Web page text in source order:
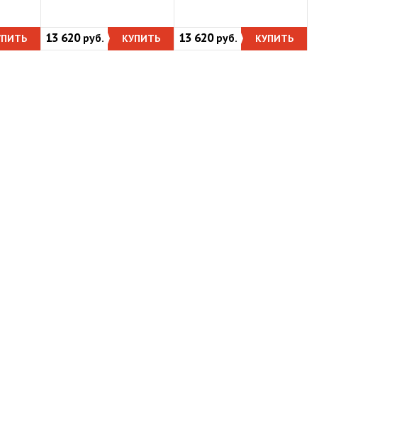
13 620 руб. КУПИТЬ 13 620 руб. КУПИТЬ